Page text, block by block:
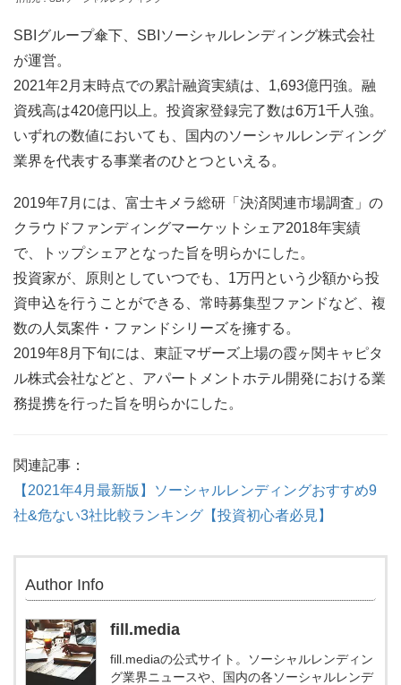
SBIグループ傘下、SBIソーシャルレンディング株式会社
が運営。
2021年2月末時点での累計融資実績は、1,693億円強。融
資残高は420億円以上。投資家登録完了数は6万1千人強。
いずれの数値においても、国内のソーシャルレンディング
業界を代表する事業者のひとつといえる。
2019年7月には、富士キメラ総研「決済関連市場調査」の
クラウドファンディングマーケットシェア2018年実績
で、トップシェアとなった旨を明らかにした。
投資家が、原則としていつでも、1万円という少額から投
資申込を行うことができる、常時募集型ファンドなど、複
数の人気案件・ファンドシリーズを擁する。
2019年8月下旬には、東証マザーズ上場の霞ヶ関キャピタ
ル株式会社などと、アパートメントホテル開発における業
務提携を行った旨を明らかにした。
関連記事：
【2021年4月最新版】ソーシャルレンディングおすすめ9
社&危ない3社比較ランキング【投資初心者必見】
Author Info
fill.media
fill.mediaの公式サイト。ソーシャルレンディン
グ業界ニュースや、国内の各ソーシャルレンデ